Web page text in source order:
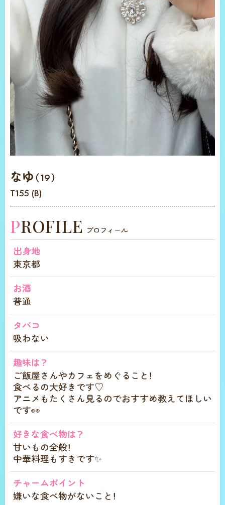
なゆ（19）
T155 (B)
PROFILE プロフィール
出身地
東京都
お酒
普通
タバコ
吸わない
趣味は？
ご飯屋さんやカフェをめぐること！
食べるの大好きです♡
アニメもたくさん見るのでおすすめ教えてほしい
です👀
好きな食べ物は？
甘いもの全般！
中華料理もすきです✨
チャームポイント
嫌いな食べ物がないこと！